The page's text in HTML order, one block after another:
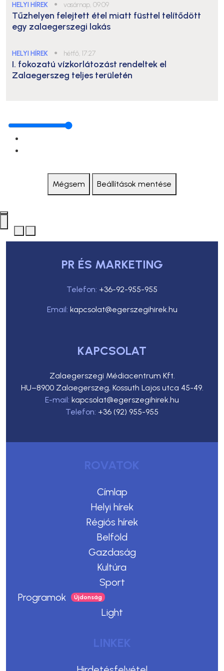
HELYI HÍREK ● vasárnap, 09:09
Tűzhelyen felejtett étel miatt füsttel telítődött
egy zalaegerszegi lakás
HELYI HÍREK ● hétfő, 17:27
I. fokozatú vízkorlátozást rendeltek el
Zalaegerszeg teljes területén
Mégsem Beállítások mentése
PR ÉS MARKETING
Telefon: +36-92-955-955
Email: kapcsolat@egerszegihirek.hu
KAPCSOLAT
Zalaegerszegi Médiacentrum Kft.
HU–8900 Zalaegerszeg, Kossuth Lajos utca 45-49.
E-mail: kapcsolat@egerszegihirek.hu
Telefon: +36 (92) 955-955
ROVATOK
Címlap
Helyi hírek
Régiós hírek
Belföld
Gazdaság
Kultúra
Sport
Programok
Light
LINKEK